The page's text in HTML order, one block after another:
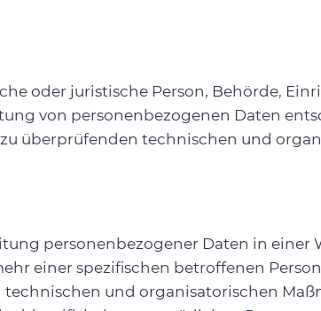
oder juristische Person, Behörde,
von personenbezogenen Daten
überprüfenden technischen und
personenbezogener Daten in
einer spezifischen betroffenen
und organisatorischen